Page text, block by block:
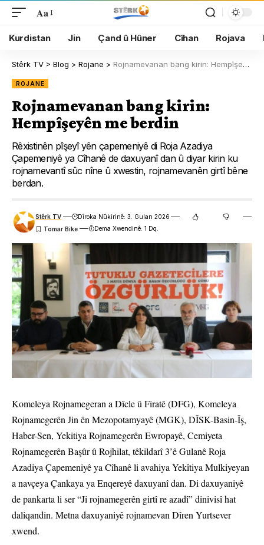
Aa
Kurdistan Jin Çand û Hûner Cîhan Rojava
Stêrk TV > Blog > Rojane > Rojnamevanan bang kirin: Hempîşeyên me berdin
ROJANE
Rojnamevanan bang kirin:
Hempîşeyên me berdin
Rêxistinên pîşeyî yên çapemeniyê di Roja Azadiya
Çapemeniyê ya Cîhanê de daxuyanî dan û diyar kirin ku
rojnamevantî sûc nîne û xwestin, rojnamevanên girtî bêne
berdan.
Stêrk TV
Dîroka Nûkirinê: 3. Gulan 2026
Dema Xwendinê: 1 Dq.
Komeleya Rojnamegeran a Dîcle û Firatê (DFG), Komeleya
Rojnamegerên Jin ên Mezopotamyayê (MGK), DÎSK-Basin-Îş,
Haber-Sen, Yekitiya Rojnamegerên Ewropayê, Cemiyeta
Rojnamegerên Başûr û Rojhilat, têkildarî 3’ê Gulanê Roja
Azadiya Çapemeniyê ya Cîhanê li avahiya Yekîtiya Mulkiyeyan
a navçeya Çankaya ya Enqereyê daxuyanî dan. Di daxuyaniyê
de pankarta li ser “Ji rojnamegerên girtî re azadî” dinivisî hat
daliqandin. Metna daxuyaniyê rojnamevan Dîren Yurtsever
xwend.